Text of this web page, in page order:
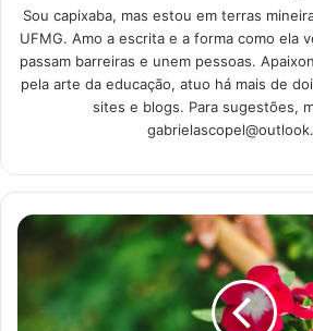
Área Gourmet:
pia, balcão e mais
Primeiramente, começando pela parte
são as escolhas dos materiais, nós
assim, conforme uma matéria
primeiro de abril de 2022, para a pia
bancadas de granito ou de materiais
recomendadas, porque você não
Sou capixaba, mas estou em terras
UFMG. Amo a escrita e a forma como ela
passam barreiras e unem pessoas.
pela arte da educação, atuo há mais de
sites e blogs. Para sugestões,